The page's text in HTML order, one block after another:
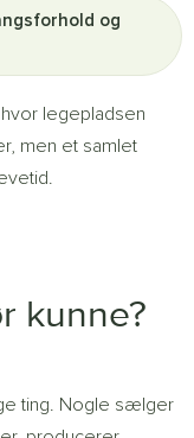
og
legepladsen
men et samlet
kunne?
ting. Nogle sælger